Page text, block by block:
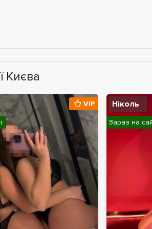
Києва
VIP Ніколь
Зараз на